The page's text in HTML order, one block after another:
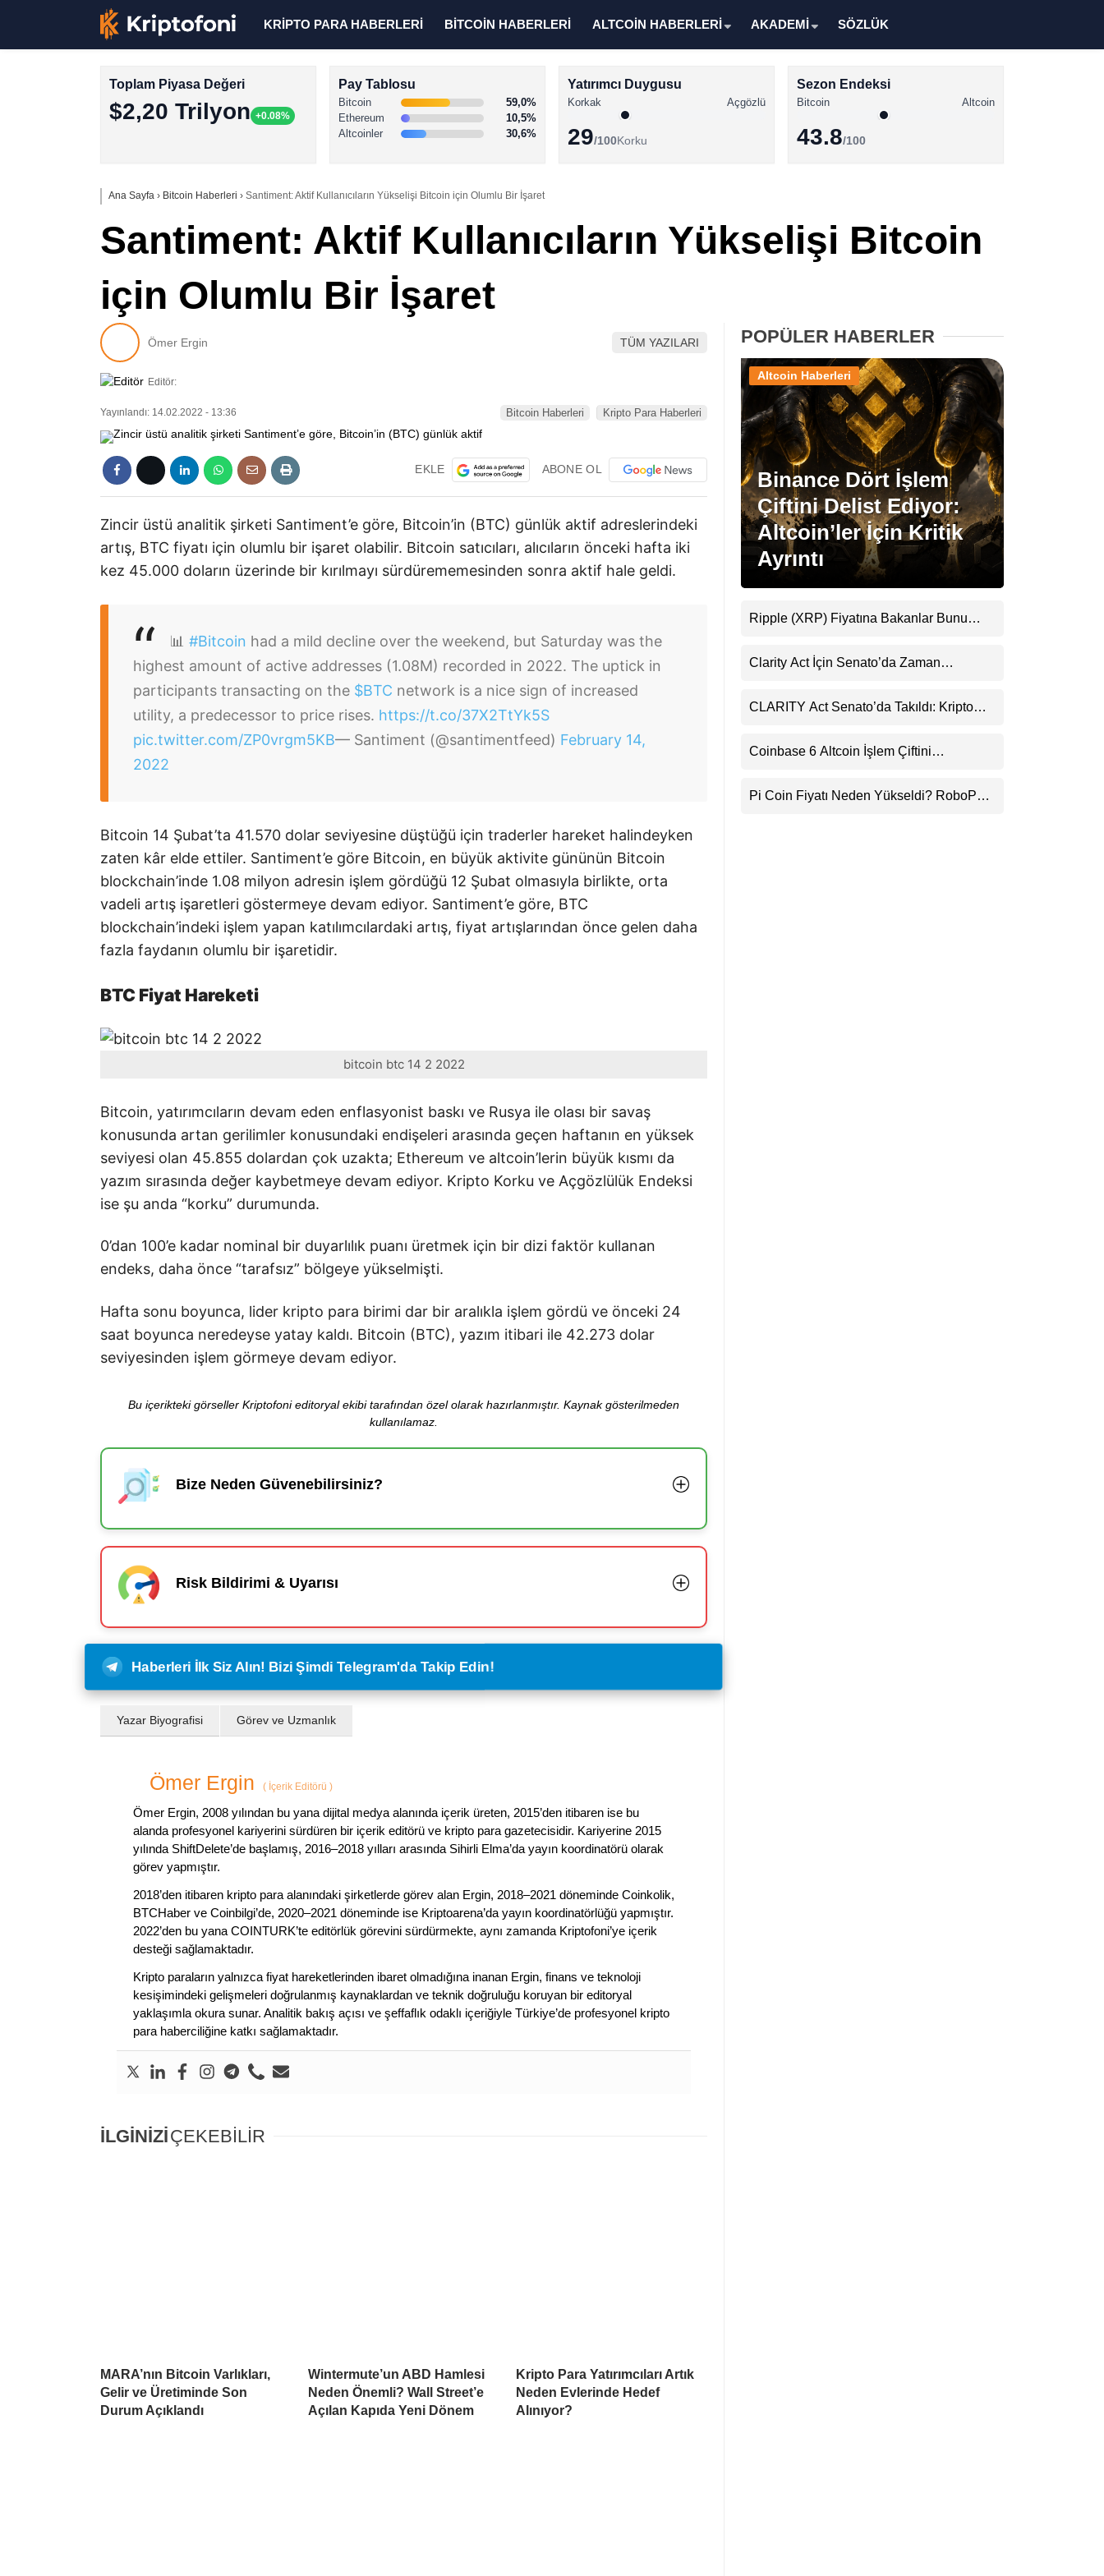
Altcoin Haberleri
XRP Haberleri
Memecoin Haberleri
Stablecoin Haberleri
Facebook
Instagram
Telegram
KRİPTO PARA HABERLERİ BİTCOİN HABERLERİ ALTCOİN HABERLERİ AKADEMİ SÖZLÜK
Toplam Piyasa Değeri
$2,20 Trilyon +0.08%
Pay Tablosu
Bitcoin
59,0%
Ethereum
10,5%
Altcoinler
30,6%
Yatırımcı Duygusu
Korkak Açgözlü
29/100Korku
Sezon Endeksi
Bitcoin Altcoin
43.8/100
Ana Sayfa › Bitcoin Haberleri › Santiment: Aktif Kullanıcıların Yükselişi Bitcoin için Olumlu Bir İşaret
Santiment: Aktif Kullanıcıların Yükselişi Bitcoin
için Olumlu Bir İşaret
Ömer Ergin TÜM YAZILARI
Editör:
Yayınlandı: 14.02.2022 - 13:36 Bitcoin Haberleri Kripto Para Haberleri
EKLE ABONE OL
Zincir üstü analitik şirketi Santiment’e göre, Bitcoin’in (BTC) günlük aktif adreslerindeki
artış, BTC fiyatı için olumlu bir işaret olabilir. Bitcoin satıcıları, alıcıların önceki hafta iki
kez 45.000 doların üzerinde bir kırılmayı sürdürememesinden sonra aktif hale geldi.
📊 #Bitcoin had a mild decline over the weekend, but Saturday was the
highest amount of active addresses (1.08M) recorded in 2022. The uptick in
participants transacting on the $BTC network is a nice sign of increased
utility, a predecessor to price rises. https://t.co/37X2TtYk5S
pic.twitter.com/ZP0vrgm5KB— Santiment (@santimentfeed) February 14,
2022
Bitcoin 14 Şubat’ta 41.570 dolar seviyesine düştüğü için traderler hareket halindeyken
zaten kâr elde ettiler. Santiment’e göre Bitcoin, en büyük aktivite gününün Bitcoin
blockchain’inde 1.08 milyon adresin işlem gördüğü 12 Şubat olmasıyla birlikte, orta
vadeli artış işaretleri göstermeye devam ediyor. Santiment’e göre, BTC
blockchain’indeki işlem yapan katılımcılardaki artış, fiyat artışlarından önce gelen daha
fazla faydanın olumlu bir işaretidir.
BTC Fiyat Hareketi
bitcoin btc 14 2 2022
Bitcoin, yatırımcıların devam eden enflasyonist baskı ve Rusya ile olası bir savaş
konusunda artan gerilimler konusundaki endişeleri arasında geçen haftanın en yüksek
seviyesi olan 45.855 dolardan çok uzakta; Ethereum ve altcoin’lerin büyük kısmı da
yazım sırasında değer kaybetmeye devam ediyor. Kripto Korku ve Açgözlülük Endeksi
ise şu anda “korku” durumunda.
0’dan 100’e kadar nominal bir duyarlılık puanı üretmek için bir dizi faktör kullanan
endeks, daha önce “tarafsız” bölgeye yükselmişti.
Hafta sonu boyunca, lider kripto para birimi dar bir aralıkla işlem gördü ve önceki 24
saat boyunca neredeyse yatay kaldı. Bitcoin (BTC), yazım itibari ile 42.273 dolar
seviyesinden işlem görmeye devam ediyor.
Bu içerikteki görseller Kriptofoni editoryal ekibi tarafından özel olarak hazırlanmıştır. Kaynak gösterilmeden
kullanılamaz.
Bize Neden Güvenebilirsiniz?
Risk Bildirimi & Uyarısı
Haberleri İlk Siz Alın! Bizi Şimdi Telegram'da Takip Edin!
Yazar Biyografisi Görev ve Uzmanlık
Ömer Ergin ( İçerik Editörü )
Ömer Ergin, 2008 yılından bu yana dijital medya alanında içerik üreten, 2015’den itibaren ise bu
alanda profesyonel kariyerini sürdüren bir içerik editörü ve kripto para gazetecisidir. Kariyerine 2015
yılında ShiftDelete’de başlamış, 2016–2018 yılları arasında Sihirli Elma’da yayın koordinatörü olarak
görev yapmıştır.
2018’den itibaren kripto para alanındaki şirketlerde görev alan Ergin, 2018–2021 döneminde Coinkolik,
BTCHaber ve Coinbilgi’de, 2020–2021 döneminde ise Kriptoarena’da yayın koordinatörlüğü yapmıştır.
2022’den bu yana COINTURK’te editörlük görevini sürdürmekte, aynı zamanda Kriptofoni’ye içerik
desteği sağlamaktadır.
Kripto paraların yalnızca fiyat hareketlerinden ibaret olmadığına inanan Ergin, finans ve teknoloji
kesişimindeki gelişmeleri doğrulanmış kaynaklardan ve teknik doğruluğu koruyan bir editoryal
yaklaşımla okura sunar. Analitik bakış açısı ve şeffaflık odaklı içeriğiyle Türkiye’de profesyonel kripto
para haberciliğine katkı sağlamaktadır.
İLGİNİZİÇEKEBİLİR
MARA’nın Bitcoin Varlıkları,
Gelir ve Üretiminde Son
Durum Açıklandı
Wintermute’un ABD Hamlesi
Neden Önemli? Wall Street’e
Açılan Kapıda Yeni Dönem
Kripto Para Yatırımcıları Artık
Neden Evlerinde Hedef
Alınıyor?
POPÜLER HABERLER
Binance Dört İşlem
Çiftini Delist Ediyor:
Altcoin’ler İçin Kritik
Ayrıntı
Altcoin Haberleri
Ripple (XRP) Fiyatına Bakanlar Bunu
Uyarı
Clarity Act İçin Senato’da Zaman
CLARITY Act Senato’da Takıldı: Kripto
Coinbase 6 Altcoin İşlem Çiftini
Pi Coin Fiyatı Neden Yükseldi? RoboPay